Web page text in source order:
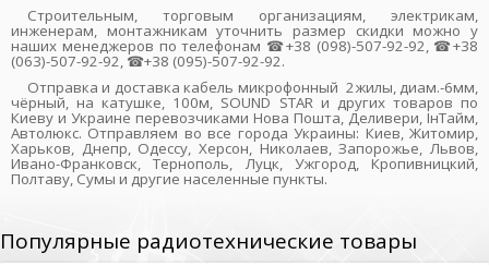
Строительным, торговым организациям, электрикам,
инженерам, монтажникам уточнить размер скидки можно у
наших менеджеров по телефонам ☎+38 (098)-507-92-92, ☎+38
(063)-507-92-92, ☎+38 (095)-507-92-92.
Отправка и доставка кабель микрофонный 2жилы, диам.-6мм,
чёрный, на катушке, 100м, SOUND STAR и других товаров по
Киеву и Украине перевозчиками Нова Пошта, Деливери, ІнТайм,
Автолюкс. Отправляем во все города Украины: Киев, Житомир,
Харьков, Днепр, Одессу, Херсон, Николаев, Запорожье, Львов,
Ивано-Франковск, Тернополь, Луцк, Ужгород, Кропивницкий,
Полтаву, Сумы и другие населенные пункты.
Популярные радиотехнические товары